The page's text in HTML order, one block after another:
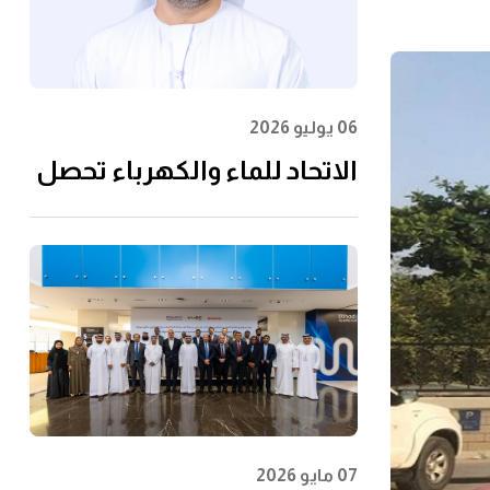
06 يوليو 2026
الاتحاد للماء والكهرباء تحصل
55001:2024 في إدارة الأصول
07 مايو 2026